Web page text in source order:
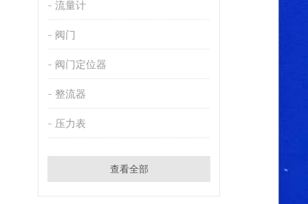
流量计
阀门
阀门定位器
整流器
压力表
查看全部